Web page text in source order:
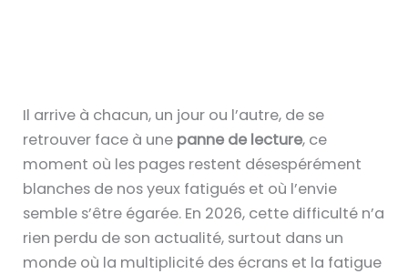
Il arrive à chacun, un jour ou l’autre, de se
retrouver face à une panne de lecture, ce
moment où les pages restent désespérément
blanches de nos yeux fatigués et où l’envie
semble s’être égarée. En 2026, cette difficulté n’a
rien perdu de son actualité, surtout dans un
monde où la multiplicité des écrans et la fatigue